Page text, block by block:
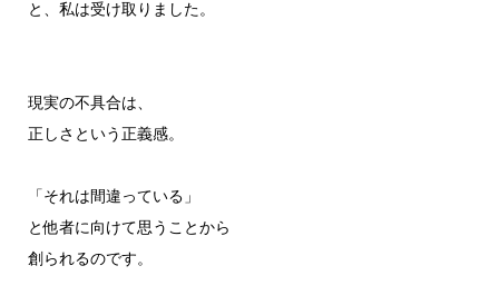
と、私は受け取りました。
現実の不具合は、
正しさという正義感。
「それは間違っている」
と他者に向けて思うことから
創られるのです。